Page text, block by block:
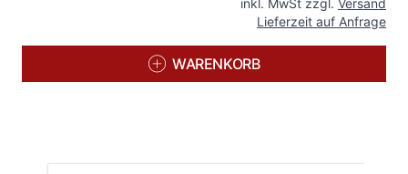
inkl. MwSt zzgl. Versand
Lieferzeit auf Anfrage
WARENKORB